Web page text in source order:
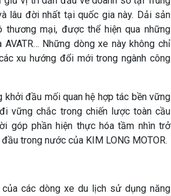
lâu đời nhất tại quốc gia này. Dải sản
mại, được thể hiện qua những
AVATR… Những dòng xe này không chỉ
xu hướng đổi mới trong ngành công
đầu mối quan hệ hợp tác bền vững
vững chắc trong chiến lược toàn cầu
góp phần hiện thực hóa tầm nhìn trở
trong nước của KIM LONG MOTOR.
các dòng xe du lịch sử dụng năng